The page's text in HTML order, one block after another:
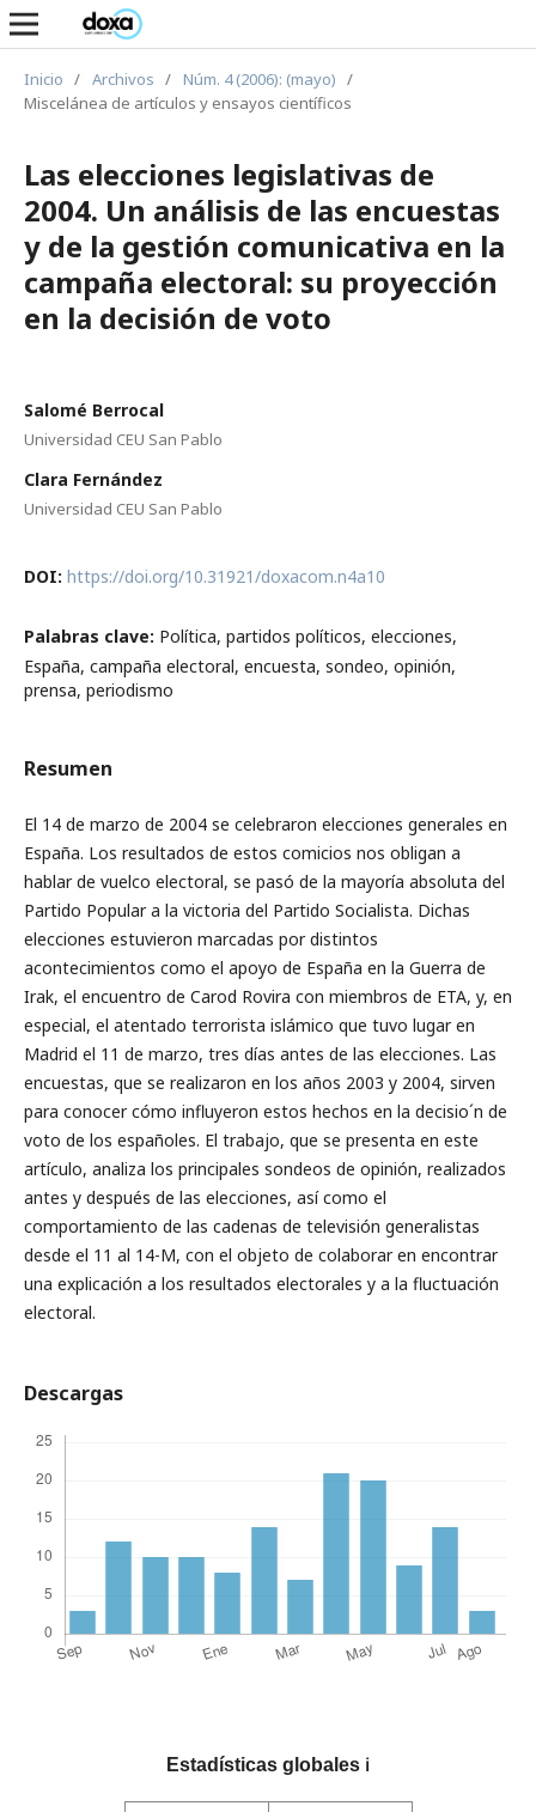
Inicio / Archivos / Núm. 4 (2006): (mayo) /
Miscelánea de artículos y ensayos científicos
Las elecciones legislativas de
2004. Un análisis de las encuestas
y de la gestión comunicativa en la
campaña electoral: su proyección
en la decisión de voto
Salomé Berrocal
Universidad CEU San Pablo
Clara Fernández
Universidad CEU San Pablo
DOI: https://doi.org/10.31921/doxacom.n4a10
Palabras clave: Política, partidos políticos, elecciones,
España, campaña electoral, encuesta, sondeo, opinión,
prensa, periodismo
Resumen
El 14 de marzo de 2004 se celebraron elecciones generales en
España. Los resultados de estos comicios nos obligan a
hablar de vuelco electoral, se pasó de la mayoría absoluta del
Partido Popular a la victoria del Partido Socialista. Dichas
elecciones estuvieron marcadas por distintos
acontecimientos como el apoyo de España en la Guerra de
Irak, el encuentro de Carod Rovira con miembros de ETA, y, en
especial, el atentado terrorista islámico que tuvo lugar en
Madrid el 11 de marzo, tres días antes de las elecciones. Las
encuestas, que se realizaron en los años 2003 y 2004, sirven
para conocer cómo influyeron estos hechos en la decisio´n de
voto de los españoles. El trabajo, que se presenta en este
artículo, analiza los principales sondeos de opinión, realizados
antes y después de las elecciones, así como el
comportamiento de las cadenas de televisión generalistas
desde el 11 al 14-M, con el objeto de colaborar en encontrar
una explicación a los resultados electorales y a la fluctuación
electoral.
Descargas
Estadísticas globales ℹ️